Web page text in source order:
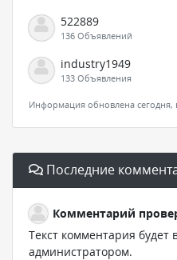
522889
136 Объявлений
industry1949
133 Объявления
Информация обновлена сегодня,
Последние
Комментарий
Текст комментария будет
администратором.